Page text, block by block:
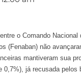
o Comando
(Fenaban) não
mantiveram sua
0,7%), já recusada pelos